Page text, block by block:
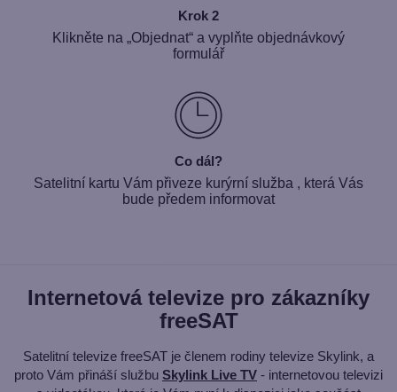
Krok 2
Klikněte na „Objednat“ a vyplňte objednávkový
formulář
Co dál?
Satelitní kartu Vám přiveze kurýrní služba , která Vás
bude předem informovat
Internetová televize pro zákazníky
freeSAT
Satelitní televize freeSAT je členem rodiny televize Skylink, a
proto Vám přináší službu Skylink Live TV - internetovou televizi